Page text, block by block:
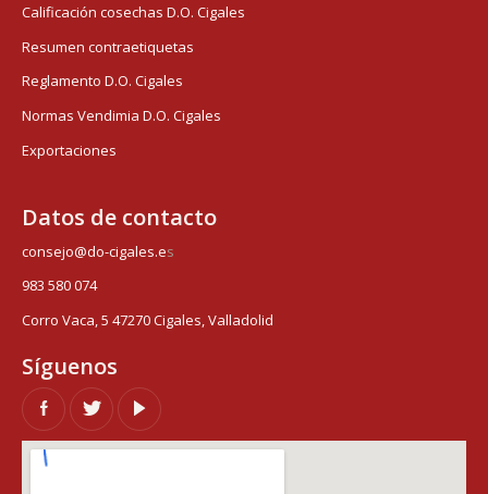
Calificación cosechas D.O. Cigales
Resumen contraetiquetas
Reglamento D.O. Cigales
Normas Vendimia D.O. Cigales
Exportaciones
Datos de contacto
consejo@do-cigales.es
983 580 074
Corro Vaca, 5 47270 Cigales, Valladolid
Síguenos